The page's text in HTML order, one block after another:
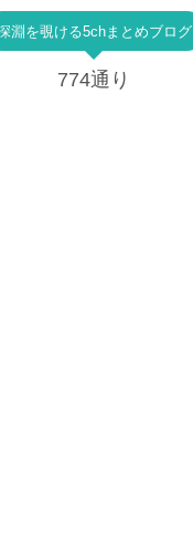
淵を覗ける5chまとめブログ
774通り